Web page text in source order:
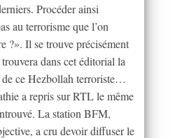
Procéder ainsi
au terrorisme que l’on
?». Il se trouve précisément
dans cet éditorial la
ce Hezbollah terroriste…
a repris sur RTL le même
La station BFM,
a cru devoir diffuser le